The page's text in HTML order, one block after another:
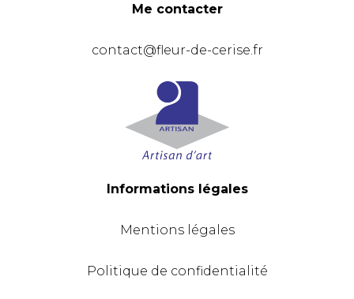
Me contacter
contact@fleur-de-cerise.fr
Informations légales
Mentions légales
Politique de confidentialité